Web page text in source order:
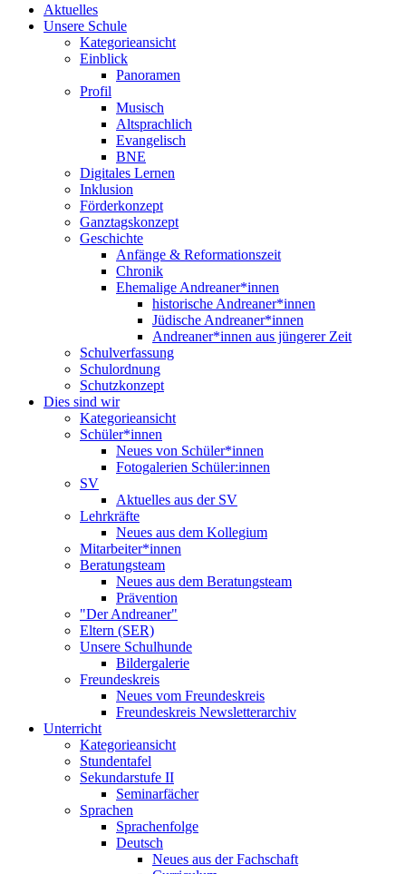
Aktuelles
Unsere Schule
Kategorieansicht
Einblick
Panoramen
Profil
Musisch
Altsprachlich
Evangelisch
BNE
Digitales Lernen
Inklusion
Förderkonzept
Ganztagskonzept
Geschichte
Anfänge & Reformationszeit
Chronik
Ehemalige Andreaner*innen
historische Andreaner*innen
Jüdische Andreaner*innen
Andreaner*innen aus jüngerer Zeit
Schulverfassung
Schulordnung
Schutzkonzept
Dies sind wir
Kategorieansicht
Schüler*innen
Neues von Schüler*innen
Fotogalerien Schüler:innen
SV
Aktuelles aus der SV
Lehrkräfte
Neues aus dem Kollegium
Mitarbeiter*innen
Beratungsteam
Neues aus dem Beratungsteam
Prävention
"Der Andreaner"
Eltern (SER)
Unsere Schulhunde
Bildergalerie
Freundeskreis
Neues vom Freundeskreis
Freundeskreis Newsletterarchiv
Unterricht
Kategorieansicht
Stundentafel
Sekundarstufe II
Seminarfächer
Sprachen
Sprachenfolge
Deutsch
Neues aus der Fachschaft